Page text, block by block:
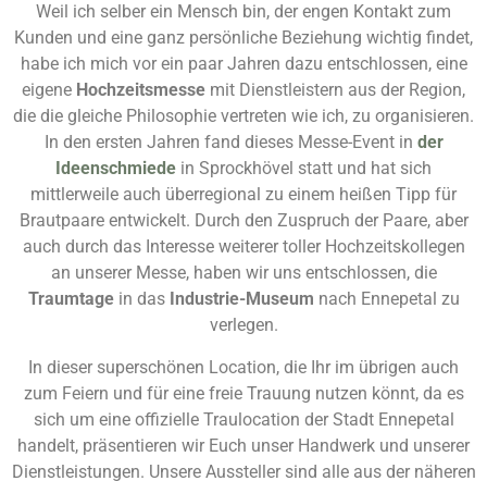
Weil ich selber ein Mensch bin, der engen Kontakt zum
Kunden und eine ganz persönliche Beziehung wichtig findet,
habe ich mich vor ein paar Jahren dazu entschlossen, eine
eigene Hochzeitsmesse mit Dienstleistern aus der Region,
die die gleiche Philosophie vertreten wie ich, zu organisieren.
In den ersten Jahren fand dieses Messe-Event in der
Ideenschmiede in Sprockhövel statt und hat sich
mittlerweile auch überregional zu einem heißen Tipp für
Brautpaare entwickelt. Durch den Zuspruch der Paare, aber
auch durch das Interesse weiterer toller Hochzeitskollegen
an unserer Messe, haben wir uns entschlossen, die
Traumtagein das Industrie-Museum nach Ennepetal zu
verlegen.
In dieser superschönen Location, die Ihr im übrigen auch
zum Feiern und für eine freie Trauung nutzen könnt, da es
sich um eine offizielle Traulocation der Stadt Ennepetal
handelt, präsentieren wir Euch unser Handwerk und unserer
Dienstleistungen. Unsere Aussteller sind alle aus der näheren